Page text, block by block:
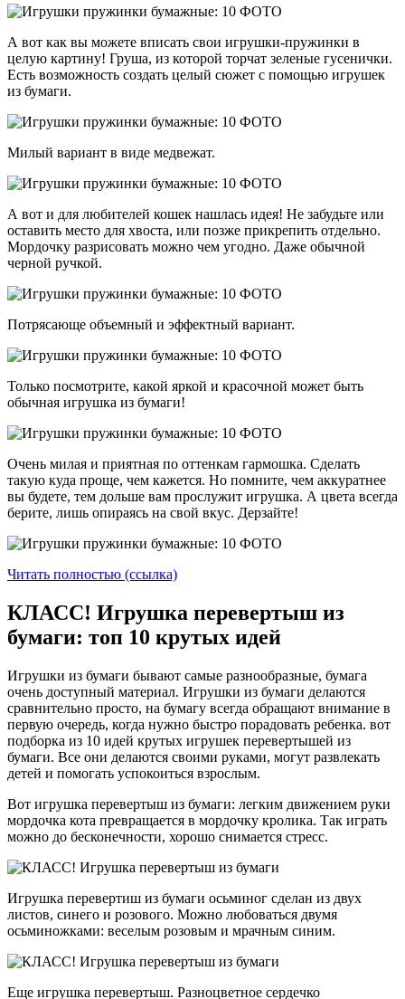
А вот как вы можете вписать свои игрушки-пружинки в
целую картину! Груша, из которой торчат зеленые гусенички.
Есть возможность создать целый сюжет с помощью игрушек
из бумаги.
Милый вариант в виде медвежат.
А вот и для любителей кошек нашлась идея! Не забудьте или
оставить место для хвоста, или позже прикрепить отдельно.
Мордочку разрисовать можно чем угодно. Даже обычной
черной ручкой.
Потрясающе объемный и эффектный вариант.
Только посмотрите, какой яркой и красочной может быть
обычная игрушка из бумаги!
Очень милая и приятная по оттенкам гармошка. Сделать
такую куда проще, чем кажется. Но помните, чем аккуратнее
вы будете, тем дольше вам прослужит игрушка. А цвета всегда
берите, лишь опираясь на свой вкус. Дерзайте!
Читать полностью (ссылка)
КЛАСС! Игрушка перевертыш из
бумаги: топ 10 крутых идей
Игрушки из бумаги бывают самые разнообразные, бумага
очень доступный материал. Игрушки из бумаги делаются
сравнительно просто, на бумагу всегда обращают внимание в
первую очередь, когда нужно быстро порадовать ребенка. вот
подборка из 10 идей крутых игрушек перевертышей из
бумаги. Все они делаются своими руками, могут развлекать
детей и помогать успокоиться взрослым.
Вот игрушка перевертыш из бумаги: легким движением руки
мордочка кота превращается в мордочку кролика. Так играть
можно до бесконечности, хорошо снимается стресс.
Игрушка перевертиш из бумаги осьминог сделан из двух
листов, синего и розового. Можно любоваться двумя
осьминожками: веселым розовым и мрачным синим.
Еще игрушка перевертыш. Разноцветное сердечко